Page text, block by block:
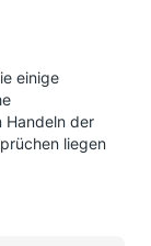
einige
Handeln der
liegen